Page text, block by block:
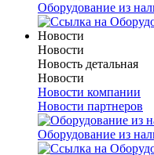
Оборудование из
Новости
Новости
Новость детальная
Новости
Новости компании
Новости партнеров
Оборудование из